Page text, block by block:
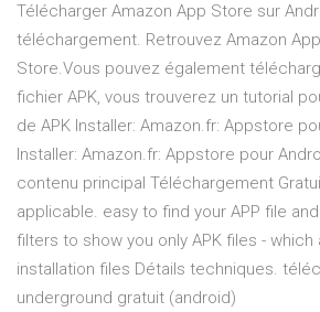
Télécharger Amazon App Store sur
téléchargement. Retrouvez Amazon
Store.Vous pouvez également
fichier APK, vous trouverez un tutorial
de APK Installer: Amazon.fr: Appstore
Installer: Amazon.fr: Appstore pour
contenu principal Téléchargement
applicable. easy to find your APP file
filters to show you only APK files - which
installation files Détails techniques.
underground gratuit (android)